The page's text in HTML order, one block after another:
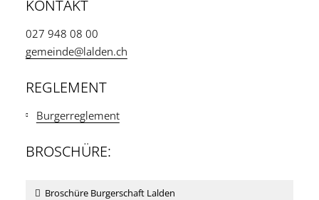
KONTAKT
027 948 08 00
gemeinde@lalden.ch
REGLEMENT
Burgerreglement
BROSCHÜRE:
Broschüre Burgerschaft Lalden